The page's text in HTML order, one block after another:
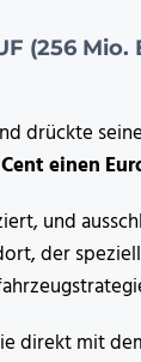
(256 Mio.
drückte
einen
und
der
direkt mit